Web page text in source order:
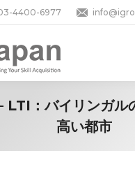
4400-6977
LTI：バイリンガル
高い都市